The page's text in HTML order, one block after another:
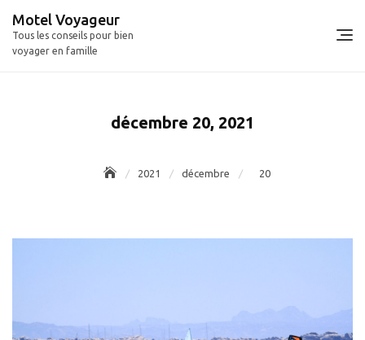
content
Motel Voyageur
Tous les conseils pour bien
voyager en famille
décembre 20, 2021
2021 décembre 20